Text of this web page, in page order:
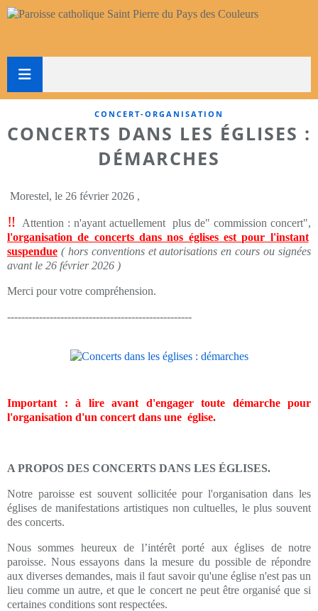
CONCERT-ORGANISATION
CONCERTS DANS LES ÉGLISES :
DÉMARCHES
Morestel, le 26 février 2026 ,
‼
Attention : n'ayant actuellement plus de" commission concert",
l'organisation de concerts dans nos églises est pour l'instant
suspendue ( hors conventions et autorisations en cours ou signées
avant le 26 février 2026 )
Merci pour votre compréhension.
----------------------------------------------------
Important
: à lire avant d'engager toute démarche pour
l'organisation d'un concert dans une église.
A PROPOS DES CONCERTS DANS LES ÉGLISES.
Notre paroisse est souvent sollicitée pour l'organisation dans les
églises de manifestations artistiques non cultuelles, le plus souvent
des concerts.
Nous sommes heureux de l’intérêt porté aux églises de notre
paroisse. Nous essayons dans la mesure du possible de répondre
aux diverses demandes, mais il faut savoir qu'une église n'est pas un
lieu comme un autre, et que le concert ne peut être organisé que si
certaines conditions sont respectées.